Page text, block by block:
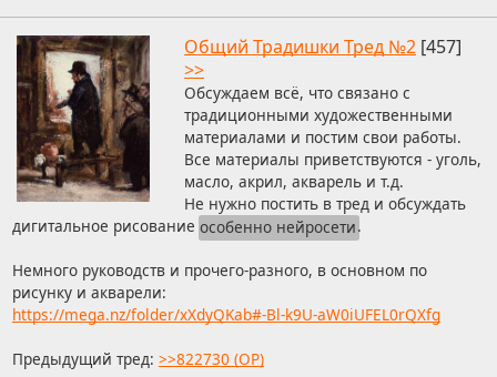
Общий Традишки Тред №2 [457]
>>
Обсуждаем всё, что связано с
традиционными художественными
материалами и постим свои работы.
Все материалы приветствуются - уголь,
масло, акрил, акварель и т.д.
Не нужно постить в тред и обсуждать
дигитальное рисование особенно нейросети.
Немного руководств и прочего-разного, в основном по
рисунку и акварели:
https://mega.nz/folder/xXdyQKab#-Bl-k9U-aW0iUFEL0rQXfg
Предыдущий тред: >>822730 (OP)